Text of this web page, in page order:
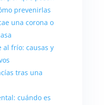
prevenirlas
una corona o
al frío: causas y
tras una
cuándo es